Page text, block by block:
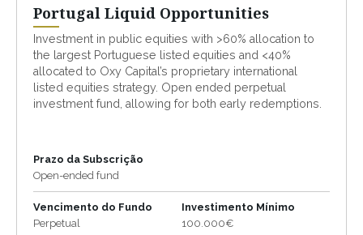
Portugal Liquid Opportunities
Investment in public equities with >60% allocation to
the largest Portuguese listed equities and <40%
allocated to Oxy Capital’s proprietary international
listed equities strategy. Open ended perpetual
investment fund, allowing for both early redemptions.
Prazo da Subscrição
Open-ended fund
Vencimento do Fundo
Perpetual
Investimento Mínimo
100.000€